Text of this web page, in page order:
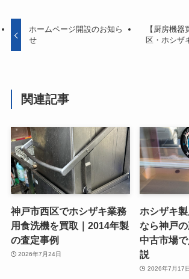
ホームページ開設のお知ら
せ
【厨房機
区・ホシザ
関連記事
神戸市西区でホシザキ業務
用食洗機を買取｜2014年製
の査定事例
2026年7月24日
ホシザキ
なら神戸の
中古市場
説
2026年7月17日